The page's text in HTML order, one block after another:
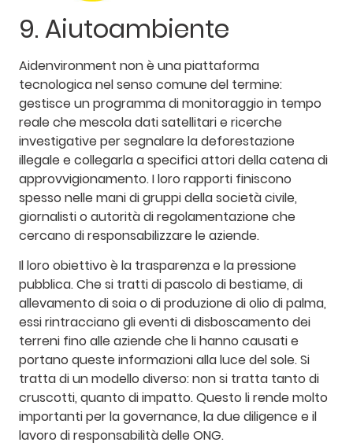
9. Aiutoambiente
Aidenvironment non è una piattaforma
tecnologica nel senso comune del termine:
gestisce un programma di monitoraggio in tempo
reale che mescola dati satellitari e ricerche
investigative per segnalare la deforestazione
illegale e collegarla a specifici attori della catena di
approvvigionamento. I loro rapporti finiscono
spesso nelle mani di gruppi della società civile,
giornalisti o autorità di regolamentazione che
cercano di responsabilizzare le aziende.
Il loro obiettivo è la trasparenza e la pressione
pubblica. Che si tratti di pascolo di bestiame, di
allevamento di soia o di produzione di olio di palma,
essi rintracciano gli eventi di disboscamento dei
terreni fino alle aziende che li hanno causati e
portano queste informazioni alla luce del sole. Si
tratta di un modello diverso: non si tratta tanto di
cruscotti, quanto di impatto. Questo li rende molto
importanti per la governance, la due diligence e il
lavoro di responsabilità delle ONG.